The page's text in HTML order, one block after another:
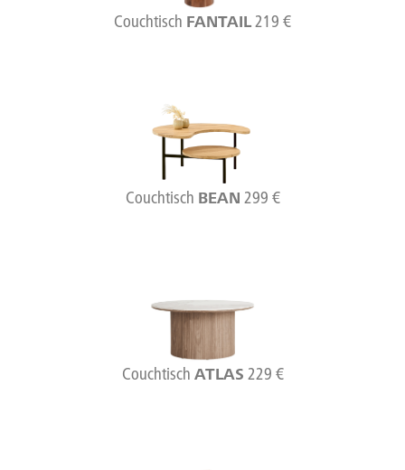
Couchtisch FANTAIL219 €
Couchtisch BEAN 299 €
Couchtisch ATLAS 229 €